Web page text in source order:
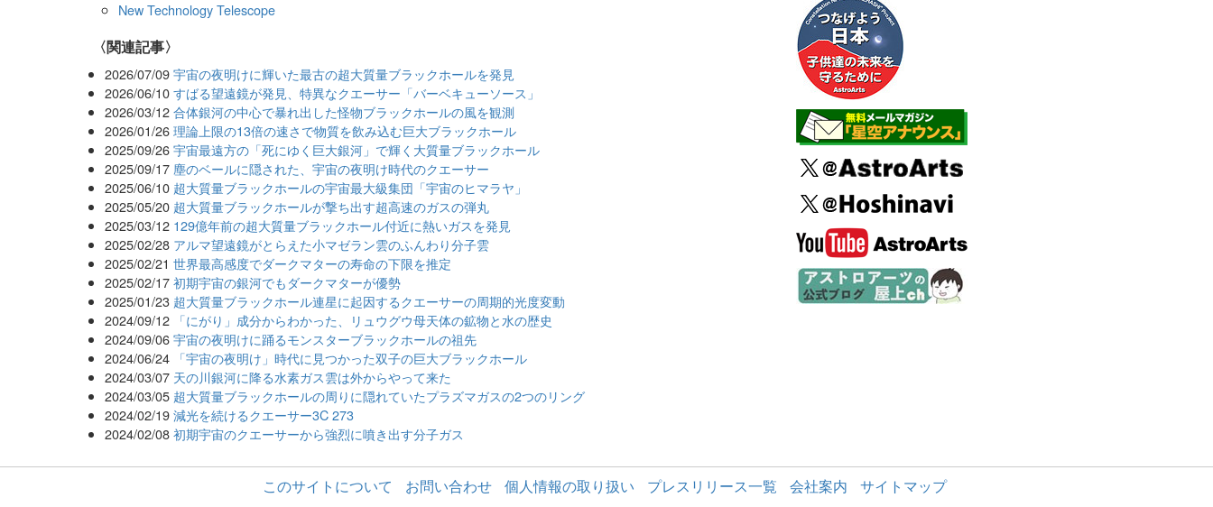
New Technology Telescope
関連記事
2026/07/09 宇宙の夜明けに輝いた最古の超大質量ブラックホールを発見
2026/06/10 すばる望遠鏡が発見、特異なクエーサー「バーベキューソース」
2026/03/12 合体銀河の中心で暴れ出した怪物ブラックホールの風を観測
2026/01/26 理論上限の13倍の速さで物質を飲み込む巨大ブラックホール
2025/09/26 宇宙最遠方の「死にゆく巨大銀河」で輝く大質量ブラックホール
2025/09/17 塵のベールに隠された、宇宙の夜明け時代のクエーサー
2025/06/10 超大質量ブラックホールの宇宙最大級集団「宇宙のヒマラヤ」
2025/05/20 超大質量ブラックホールが撃ち出す超高速のガスの弾丸
2025/03/12 129億年前の超大質量ブラックホール付近に熱いガスを発見
2025/02/28 アルマ望遠鏡がとらえた小マゼラン雲のふんわり分子雲
2025/02/21 世界最高感度でダークマターの寿命の下限を推定
2025/02/17 初期宇宙の銀河でもダークマターが優勢
2025/01/23 超大質量ブラックホール連星に起因するクエーサーの周期的光度変動
2024/09/12 「にがり」成分からわかった、リュウグウ母天体の鉱物と水の歴史
2024/09/06 宇宙の夜明けに踊るモンスターブラックホールの祖先
2024/06/24 「宇宙の夜明け」時代に見つかった双子の巨大ブラックホール
2024/03/07 天の川銀河に降る水素ガス雲は外からやって来た
2024/03/05 超大質量ブラックホールの周りに隠れていたプラズマガスの2つのリング
2024/02/19 減光を続けるクエーサー3C 273
2024/02/08 初期宇宙のクエーサーから強烈に噴き出す分子ガス
このサイトについて お問い合わせ 個人情報の取り扱い プレスリリース一覧 会社案内 サイトマップ